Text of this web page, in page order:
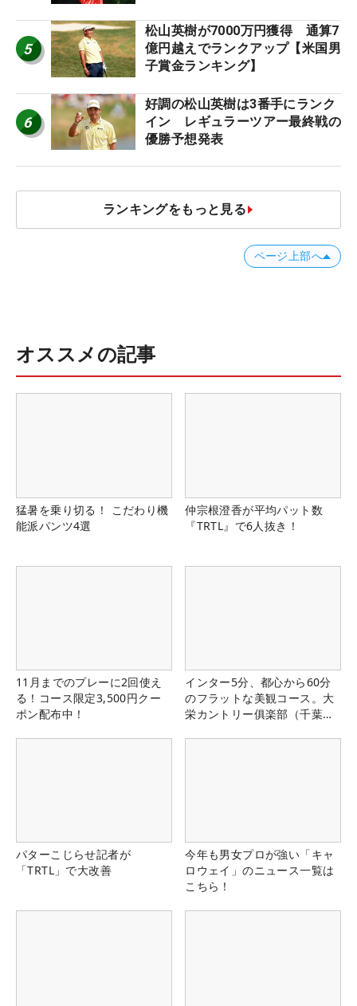
5
松山英樹が7000万円獲得 通算7
億円越えでランクアップ【米国男
子賞金ランキング】
6
好調の松山英樹は3番手にランク
イン レギュラーツアー最終戦の
優勝予想発表
ランキングをもっと見る
ページ上部へ
オススメの記事
猛暑を乗り切る！ こだわり機
能派パンツ4選
仲宗根澄香が平均パット数
『TRTL』で6人抜き！
11月までのプレーに2回使え
る！コース限定3,500円クー
ポン配布中！
インター5分、都心から60分
のフラットな美観コース。大
栄カントリー俱楽部（千葉
パターこじらせ記者が
「TRTL」で大改善
今年も男女プロが強い「キャ
ロウェイ」のニュース一覧は
こちら！